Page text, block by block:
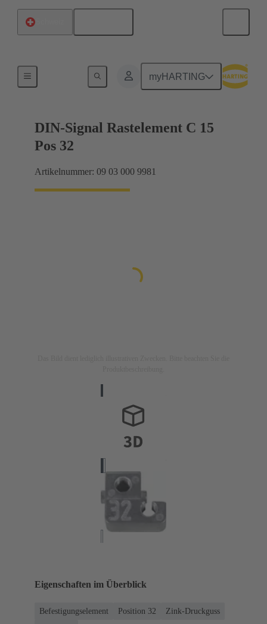
myHARTING
Motherboard-to-Daughtercard Verbindungen
DIN-Signal Rastelement C 15
Pos 32
Artikelnummer: 09 03 000 9981
Eigenschaften im Überblick
Befestigungselement Position 32
Zink-Druckguss